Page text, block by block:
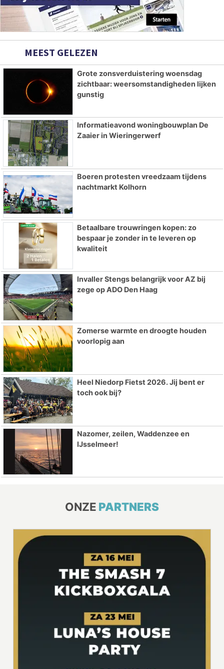
MEEST GELEZEN
Grote zonsverduistering woensdag
zichtbaar: weersomstandigheden lijken
gunstig
Informatieavond woningbouwplan De
Zaaier in Wieringerwerf
Boeren protesten vreedzaam tijdens
nachtmarkt Kolhorn
Betaalbare trouwringen kopen: zo
bespaar je zonder in te leveren op
kwaliteit
Invaller Stengs belangrijk voor AZ bij
zege op ADO Den Haag
Zomerse warmte en droogte houden
voorlopig aan
Heel Niedorp Fietst 2026. Jij bent er
toch ook bij?
Nazomer, zeilen, Waddenzee en
IJsselmeer!
ONZE PARTNERS